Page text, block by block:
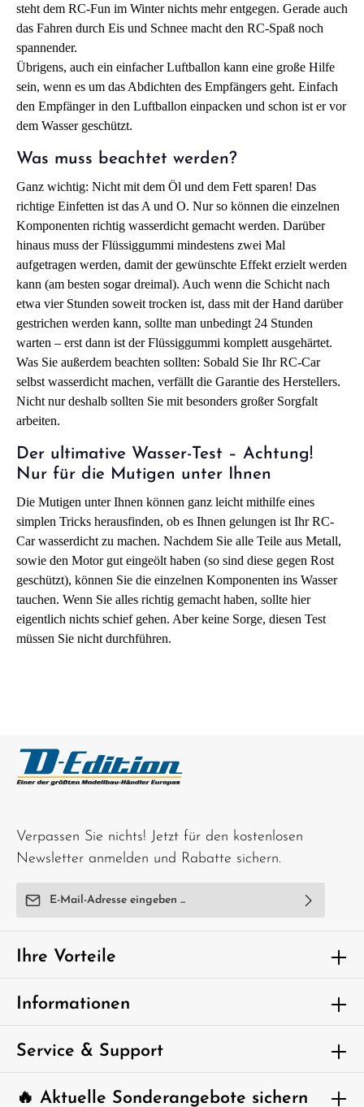
steht dem RC-Fun im Winter nichts mehr entgegen. Gerade auch
das Fahren durch Eis und Schnee macht den RC-Spaß noch
spannender.
Übrigens, auch ein einfacher Luftballon kann eine große Hilfe
sein, wenn es um das Abdichten des Empfängers geht. Einfach
den Empfänger in den Luftballon einpacken und schon ist er vor
dem Wasser geschützt.
Was muss beachtet werden?
Ganz wichtig: Nicht mit dem Öl und dem Fett sparen! Das
richtige Einfetten ist das A und O. Nur so können die einzelnen
Komponenten richtig wasserdicht gemacht werden. Darüber
hinaus muss der Flüssiggummi mindestens zwei Mal
aufgetragen werden, damit der gewünschte Effekt erzielt werden
kann (am besten sogar dreimal). Auch wenn die Schicht nach
etwa vier Stunden soweit trocken ist, dass mit der Hand darüber
gestrichen werden kann, sollte man unbedingt 24 Stunden
warten – erst dann ist der Flüssiggummi komplett ausgehärtet.
Was Sie außerdem beachten sollten: Sobald Sie Ihr RC-Car
selbst wasserdicht machen, verfällt die Garantie des Herstellers.
Nicht nur deshalb sollten Sie mit besonders großer Sorgfalt
arbeiten.
Der ultimative Wasser-Test – Achtung!
Nur für die Mutigen unter Ihnen
Die Mutigen unter Ihnen können ganz leicht mithilfe eines
simplen Tricks herausfinden, ob es Ihnen gelungen ist Ihr RC-
Car wasserdicht zu machen. Nachdem Sie alle Teile aus Metall,
sowie den Motor gut eingeölt haben (so sind diese gegen Rost
geschützt), können Sie die einzelnen Komponenten ins Wasser
tauchen. Wenn Sie alles richtig gemacht haben, sollte hier
eigentlich nichts schief gehen. Aber keine Sorge, diesen Test
müssen Sie nicht durchführen.
Verpassen Sie nichts! Jetzt für den kostenlosen
Newsletter anmelden und Rabatte sichern.
E-Mail-Adresse*
Ich habe dieDatenschutzbestimmungenzur Kenntnis
genommen und die
einverstanden.
Um weiterzugehen, geben Sie die oben
abgebildeten Zeichen ein*
🔥 Aktuelle Sonderangebote sichern
Ihre Vorteile
Informationen
Service & Support